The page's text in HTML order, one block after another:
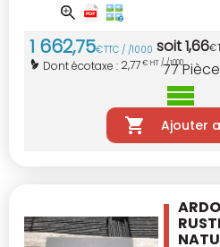
1 662,75€TTC / /1000 soit1,66€
Dont écotaxe : 2,77€ HT / /1000
77
Ajouter